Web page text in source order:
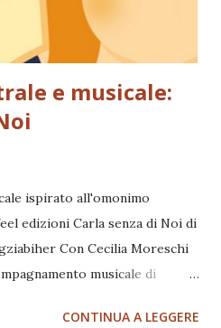
e musicale:
ispirato all'omonimo
edizioni Carla senza di Noi di
Con Cecilia Moreschi
musicale di
Alessandro Ghebreigziabiher
CONTINUA A LEGGERE